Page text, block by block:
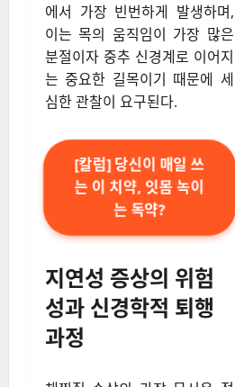
에서 가장 빈번하게 발생하며,
이는 목의 움직임이 가장 많은
분절이자 중추 신경계로 이어지
는 중요한 길목이기 때문에 세
심한 관찰이 요구된다.
[칼럼] 당신이 매일 쓰
는 이 치약, 잇몸 녹이
는 독약?
지연성 증상의 위험
성과 신경학적 퇴행
과정